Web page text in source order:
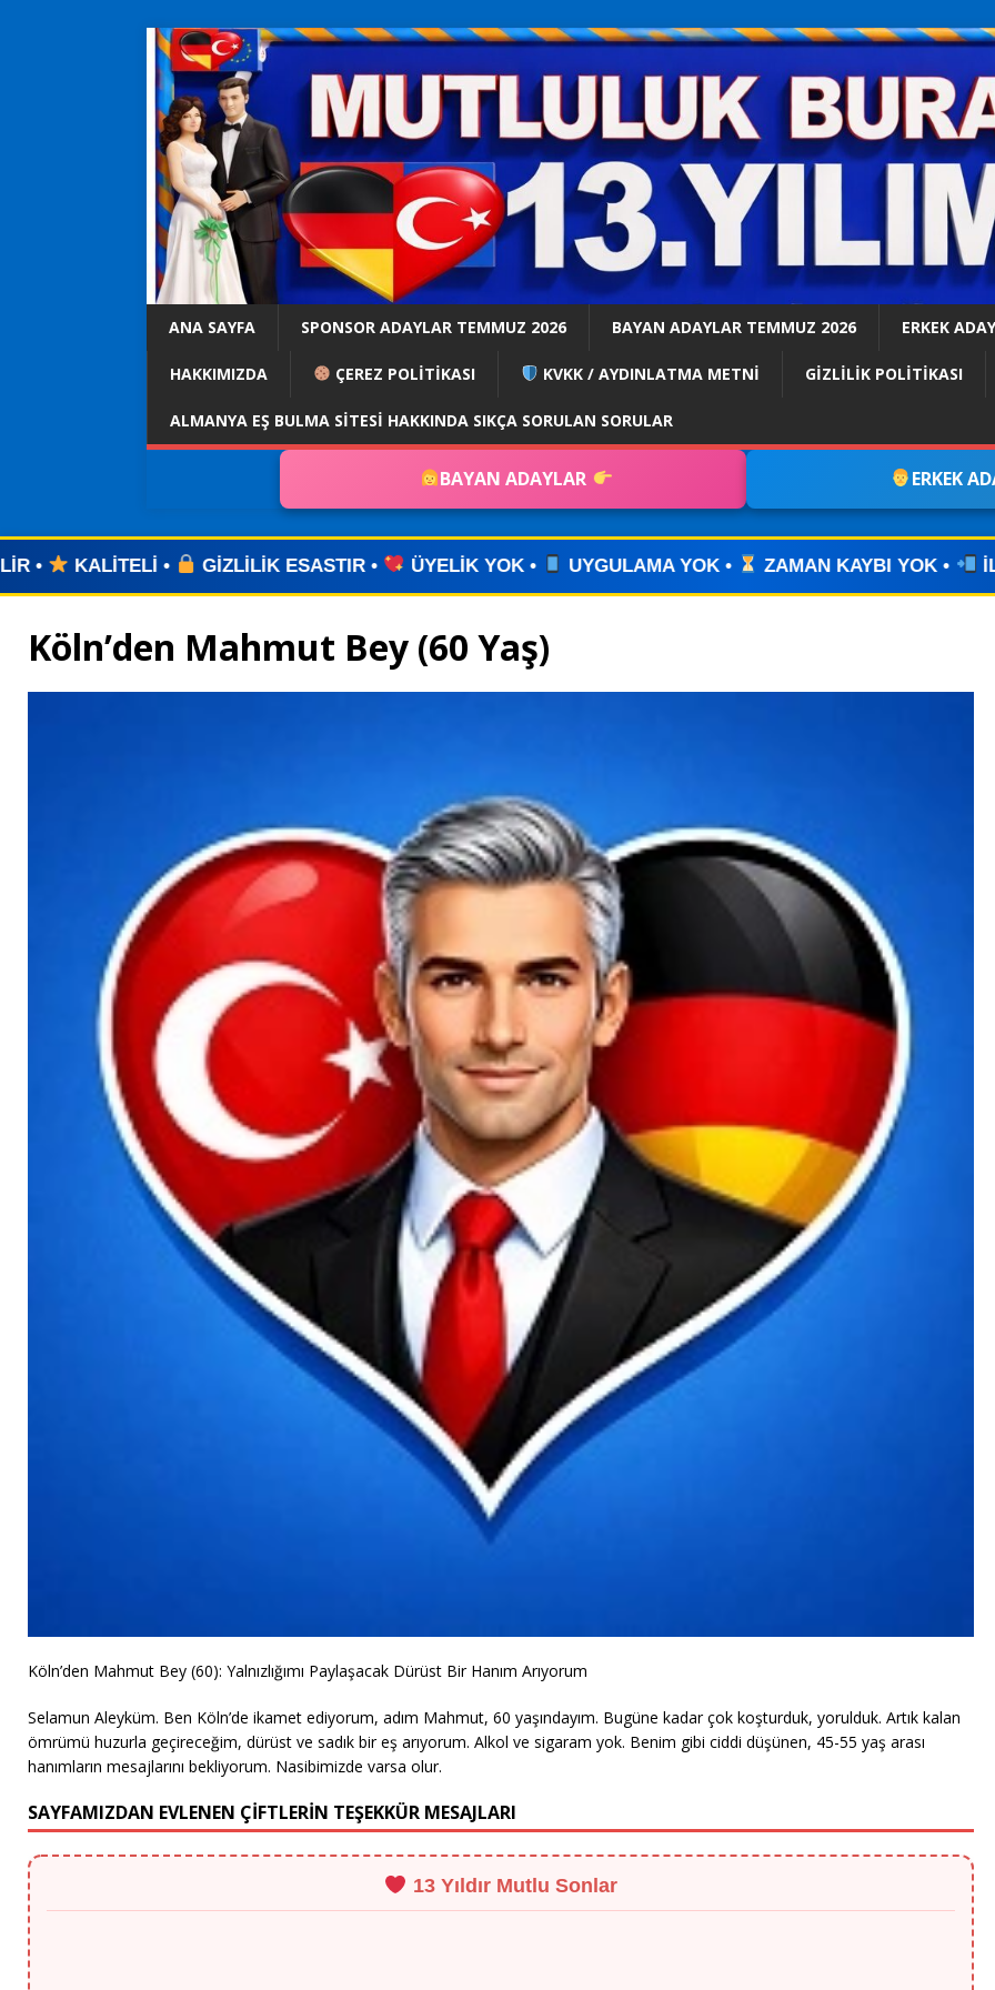
ANA SAYFA SPONSOR ADAYLAR TEMMUZ 2026 BAYAN ADAYLAR TEMMUZ 2026 ERKEK
HAKKIMIZDA ÇEREZ POLİTİKASI KVKK / AYDINLATMA METNİ GİZLİLİK POLİTİKASI
ALMANYA EŞ BULMA SITESI HAKKINDA SIKÇA SORULAN SORULAR
BAYAN ADAYLAR ERKEK
ESASTIR • ÜYELİK YOK • UYGULAMA YOK • ZAMAN KAYBI YOK • İLANINIZI YAYINLAYIN •
Köln’den Mahmut Bey (60 Yaş)
Köln’den Mahmut Bey (60): Yalnızlığımı Paylaşacak Dürüst Bir Hanım Arıyorum
Selamun Aleyküm. Ben Köln’de ikamet ediyorum, adım Mahmut, 60 yaşındayım. Bugüne kadar çok koşturduk, yorulduk. Artık kalan
ömrümü huzurla geçireceğim, dürüst ve sadık bir eş arıyorum. Alkol ve sigaram yok. Benim gibi ciddi düşünen, 45-55 yaş arası
hanımların mesajlarını bekliyorum. Nasibimizde varsa olur.
SAYFAMIZDAN EVLENEN ÇİFTLERİN TEŞEKKÜR MESAJLARI
13 Yıldır Mutlu Sonlar